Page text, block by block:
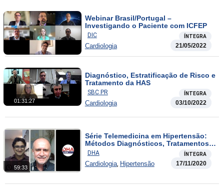
Webinar Brasil/Portugal –
Investigando o Paciente com ICFEP
DIC ÍNTEGRA
Cardiologia 21/05/2022
01:31:27
Diagnóstico, Estratificação de Risco e
Tratamento da HAS
SBC PR ÍNTEGRA
Cardiologia 03/10/2022
59:33
Série Telemedicina em Hipertensão:
Métodos Diagnósticos, Tratamentos,
Como Orientar e Prescrever?
DHA ÍNTEGRA
Cardiologia, Hipertensão 17/11/2020